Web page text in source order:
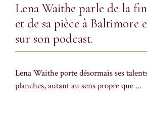
Lena Waithe parle de la
et de sa pièce à Baltimore
sur son podcast.
Lena Waithe porte désormais ses
planches, autant au sens propre que ...